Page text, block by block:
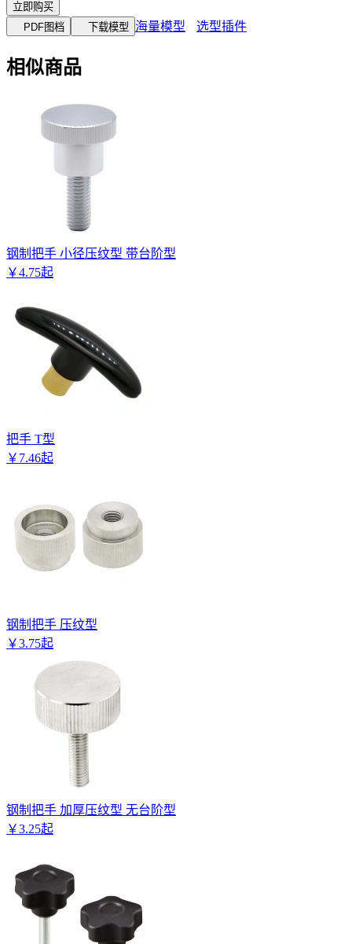
立即购买
PDF图档
下载模型 海量模型 选型插件
相似商品
钢制把手 小径压纹型 带台阶型
￥4.75起
把手 T型
￥ 7.46起
钢制把手 压纹型
￥3.75起
钢制把手 加厚压纹型 无台阶型
￥3.25起